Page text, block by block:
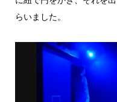
らいました。